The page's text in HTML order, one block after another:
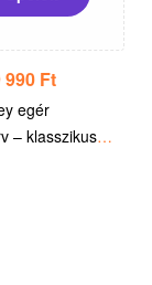
990 Ft
egér
– klasszikus